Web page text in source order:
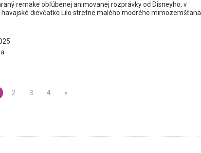
remake obľúbenej animovanej rozprávky od Disneyho, v
dievčatko Lilo stretne malého modrého mimozemšťana
2 3 4 »